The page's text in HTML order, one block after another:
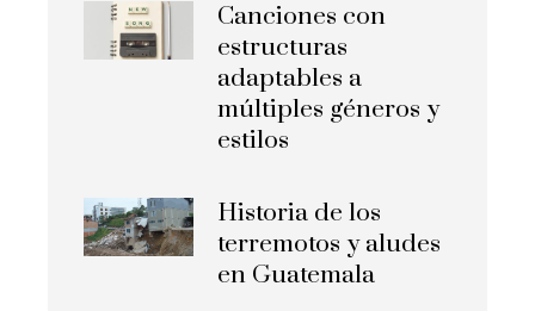
Canciones con
estructuras
adaptables a
múltiples géneros y
estilos
Historia de los
terremotos y aludes
en Guatemala